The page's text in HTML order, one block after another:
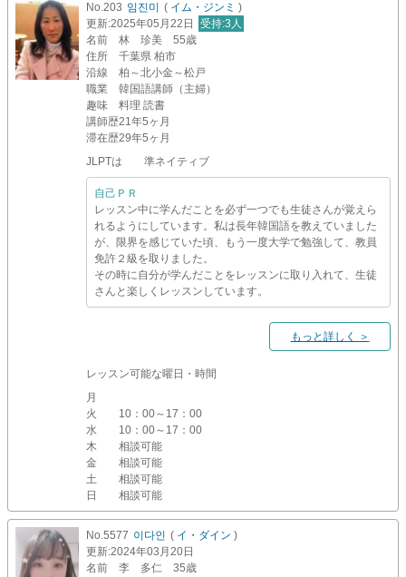
No.203 임진미 ( イム・ジンミ )
更新:2025年05月22日 受持:3人
名前
林 珍美 55歳
住所
千葉県 柏市
沿線
柏～北小金～松戸
職業
韓国語講師（主婦）
趣味
料理 読書
講師歴21年5ヶ月
滞在歴29年5ヶ月
JLPTは 準ネイティブ
自己ＰＲ
レッスン中に学んだことを必ず一つでも生徒さんが覚えら
れるようにしています。私は長年韓国語を教えていました
が、限界を感じていた頃、もう一度大学で勉強して、教員
免許２級を取りました。
その時に自分が学んだことをレッスンに取り入れて、生徒
さんと楽しくレッスンしています。
もっと詳しく ＞
レッスン可能な曜日・時間
月
火
10：00～17：00
水
10：00～17：00
木
相談可能
金
相談可能
土
相談可能
日
相談可能
No.5577 이다인 ( イ・ダイン )
更新:2024年03月20日
名前
李 多仁 35歳